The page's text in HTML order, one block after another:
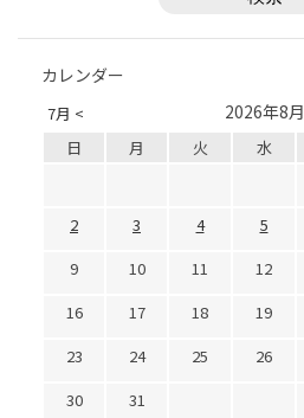
カレンダー
7月 < 2026年8月
日 月 火 水
2
3 4 5
9
10 11 12
16
17 18 19
23
24 25 26
30
31